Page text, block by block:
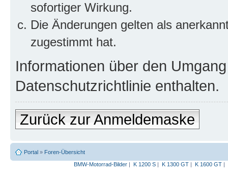
sofortiger Wirkung.
Die Änderungen gelten als
zugestimmt hat.
Informationen über den
Datenschutzrichtlinie enthalten.
Zurück zur Anmeldemaske
Portal » Foren-Übersicht
BMW-Motorrad-Bilder| K 1200 S| K 1300 GT| K 1600 GT|